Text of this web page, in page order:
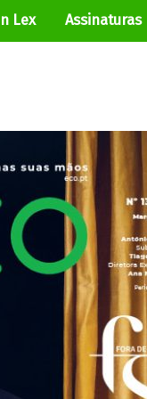
Lex Assinaturas